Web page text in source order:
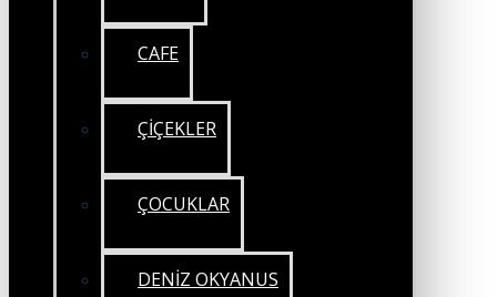
CAFE
ÇİÇEKLER
ÇOCUKLAR
DENİZ OKYANUS